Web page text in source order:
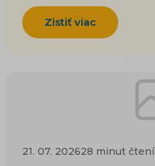
Zistiť viac
21. 07. 202628 minut čtení